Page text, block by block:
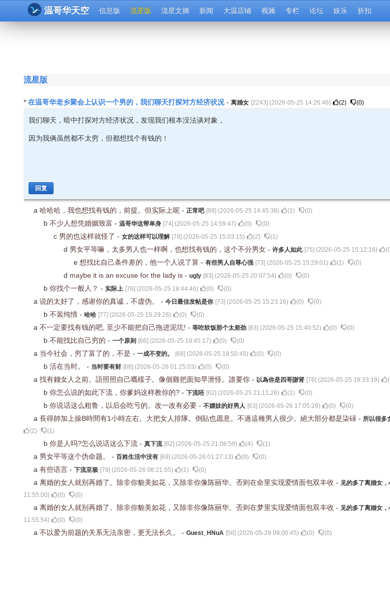
温哥华天空 信息版 流星版 流星文摘 新闻 大温店铺 视频 专栏 论坛 娱乐 折扣
流星版
* 在温哥华老乡聚会上认识一个男的，我们聊天打探对方经济状况- 离婚女 [2243] (2026-05-25 14:26:46) (2) (0)
我们聊天，暗中打探对方经济状况，发现我们根本没法谈对象，
因为我俩虽然都不太穷，但都想找个有钱的！
回复
a 哈哈哈，我也想找有钱的，前提。但实际上呢 - 正常吧 [89] (2026-05-25 14:45:38) (1) (0)
b 不少人想凭婚姻致富 - 温哥华这帮单身 [74] (2026-05-25 14:59:47) (0) (0)
c 男的也这样就怪了 - 女的这样可以理解 [78] (2026-05-25 15:03:15) (2) (1)
d 男女平等嘛，太多男人也一样啊，也想找有钱的，这个不分男女 - 许多人如此 [75] (2026-05-25 15:12:16) (0
e 想找比自己条件差的，他一个人说了算 - 有些男人自尊心强 [73] (2026-05-25 15:29:01) (1) (0)
d maybe it is an excuse for the lady is - ugly [83] (2026-05-25 20:07:54) (0) (0)
b 你找个一般人？ - 实际上 [76] (2026-05-25 18:44:46) (0) (0)
a 说的太好了，感谢你的真诚，不虚伪。 - 今日最佳发帖是你 [73] (2026-05-25 15:23:16) (0) (0)
b 不装纯情 - 哈哈 [77] (2026-05-25 15:29:26) (0) (0)
a 不一定要找有钱的吧, 至少不能把自己拖进泥坑! - 等吃软饭那个太差劲 [83] (2026-05-25 15:40:52) (0) (0)
b 不能找比自己穷的 - 一个原则 [66] (2026-05-25 18:45:17) (0) (0)
a 当今社会，穷了富了的，不是 - 一成不变的。 [68] (2026-05-25 18:50:45) (0) (0)
b 活在当时。 - 当时要有财 [68] (2026-05-26 01:25:03) (0) (0)
a 找有錢女人之前。語照照自己嘅樣子。像個雞把面知早泄怪。誰要你 - 以為你是四哥謝肾 [76] (2026-05-25 19:33:19) (
b 你怎么说的如此下流，你爹妈这样教你的? - 下流呸 [62] (2026-05-25 21:11:26) (1) (0)
b 你说话这么粗鲁，以后会吃亏的。改一改有必要 - 不嫖妓的好男人 [63] (2026-05-26 17:05:29) (0) (0)
a 長得帥加上操B時間有1小時左右。大把女人排隊。倒貼也愿意。不過這種男人很少。絕大部分都是柒碌 - 所以很多
(2) (1)
b 你是人吗?怎么说话这么下流 - 真下流 [82] (2026-05-25 21:08:59) (4) (1)
a 男女平等这个伪命题。 - 百姓生活中没有 [69] (2026-05-26 01:27:13) (0) (0)
a 有些语言 - 下流至极 [79] (2026-05-26 08:21:05) (1) (0)
a 离婚的女人就别再婚了。除非你貌美如花，又除非你像陈丽华。否则在命里实现爱情面包双丰收 - 见的多了离婚女
11:55:00) (0) (0)
a 离婚的女人就别再婚了。除非你貌美如花，又除非你像陈丽华。否则在梦里实现爱情面包双丰收 - 见的多了离婚女
11:55:54) (0) (0)
a 不以爱为前题的关系无法亲密，更无法长久。 - Guest_HNuA [56] (2026-05-28 09:00:45) (0) (0)